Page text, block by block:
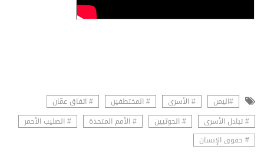
#اليمن # الأسرى # المختطفين
# اتفاق عمّان
# تبادل الأسرى
# الحوثيين # الأمم المتحدة
# الصليب الأحمر
# حقوق الإنسان